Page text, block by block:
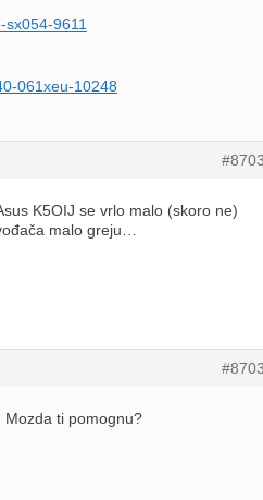
9611
061xeu-10248
K5OIJ se vrlo malo (skoro ne)
malo greju…
Mozda ti pomognu?